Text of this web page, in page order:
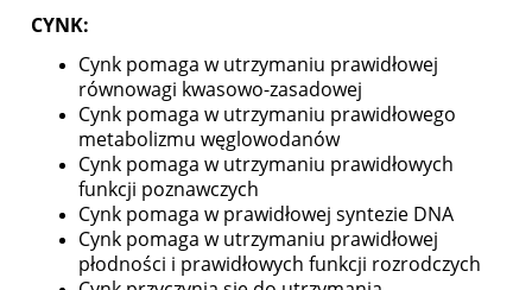
CYNK:
Cynk pomaga w utrzymaniu prawidłowej
równowagi kwasowo-zasadowej
Cynk pomaga w utrzymaniu prawidłowego
metabolizmu węglowodanów
Cynk pomaga w utrzymaniu prawidłowych
funkcji poznawczych
Cynk pomaga w prawidłowej syntezie DNA
Cynk pomaga w utrzymaniu prawidłowej
płodności i prawidłowych funkcji rozrodczych